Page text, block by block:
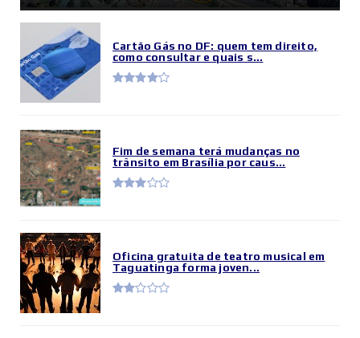
Cartão Gás no DF: quem tem direito,
como consultar e quais s...
Fim de semana terá mudanças no
trânsito em Brasília por caus...
Oficina gratuita de teatro musical em
Taguatinga forma joven...